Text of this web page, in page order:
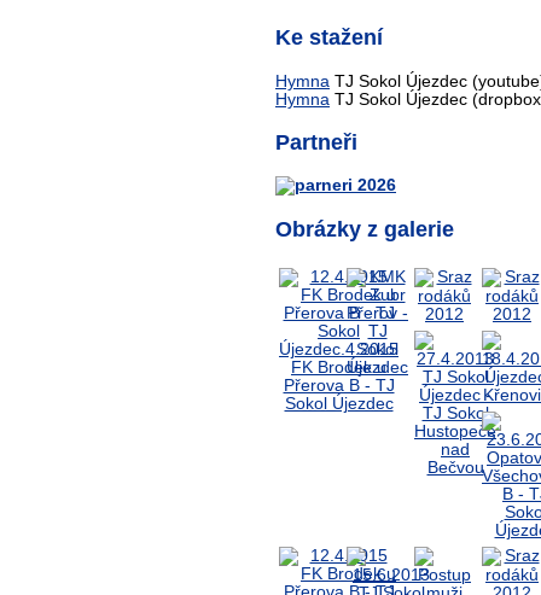
Ke stažení
Hymna TJ Sokol Újezdec
Hymna TJ Sokol Újezdec
Partneři
Obrázky z galerie